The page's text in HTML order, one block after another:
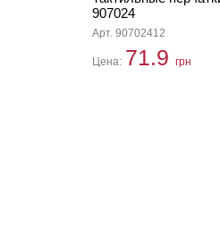
907024
Арт. 90702412
Цена: 71.9 грн